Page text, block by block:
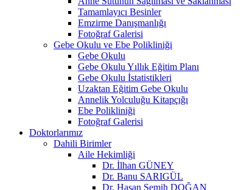
Tamamlayıcı Besinler
Emzirme Danışmanlığı
Fotoğraf Galerisi
Gebe Okulu ve Ebe Polikliniği
Gebe Okulu
Gebe Okulu Yıllık Eğitim Planı
Gebe Okulu İstatistikleri
Uzaktan Eğitim Gebe Okulu
Annelik Yolculuğu Kitapçığı
Ebe Polikliniği
Fotoğraf Galerisi
Doktorlarımız
Dahili Birimler
Aile Hekimliği
Dr. İlhan GÜNEY
Dr. Banu SARIGÜL
Dr. Hasan Semih DOĞAN